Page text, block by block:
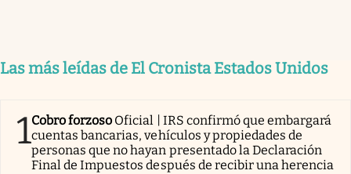
Las más leídas de El Cronista Estados Unidos
1Cobro forzoso Oficial | IRS confirmó que embargará
cuentas bancarias, vehículos y propiedades de
personas que no hayan presentado la Declaración
Final de Impuestos después de recibir una herencia